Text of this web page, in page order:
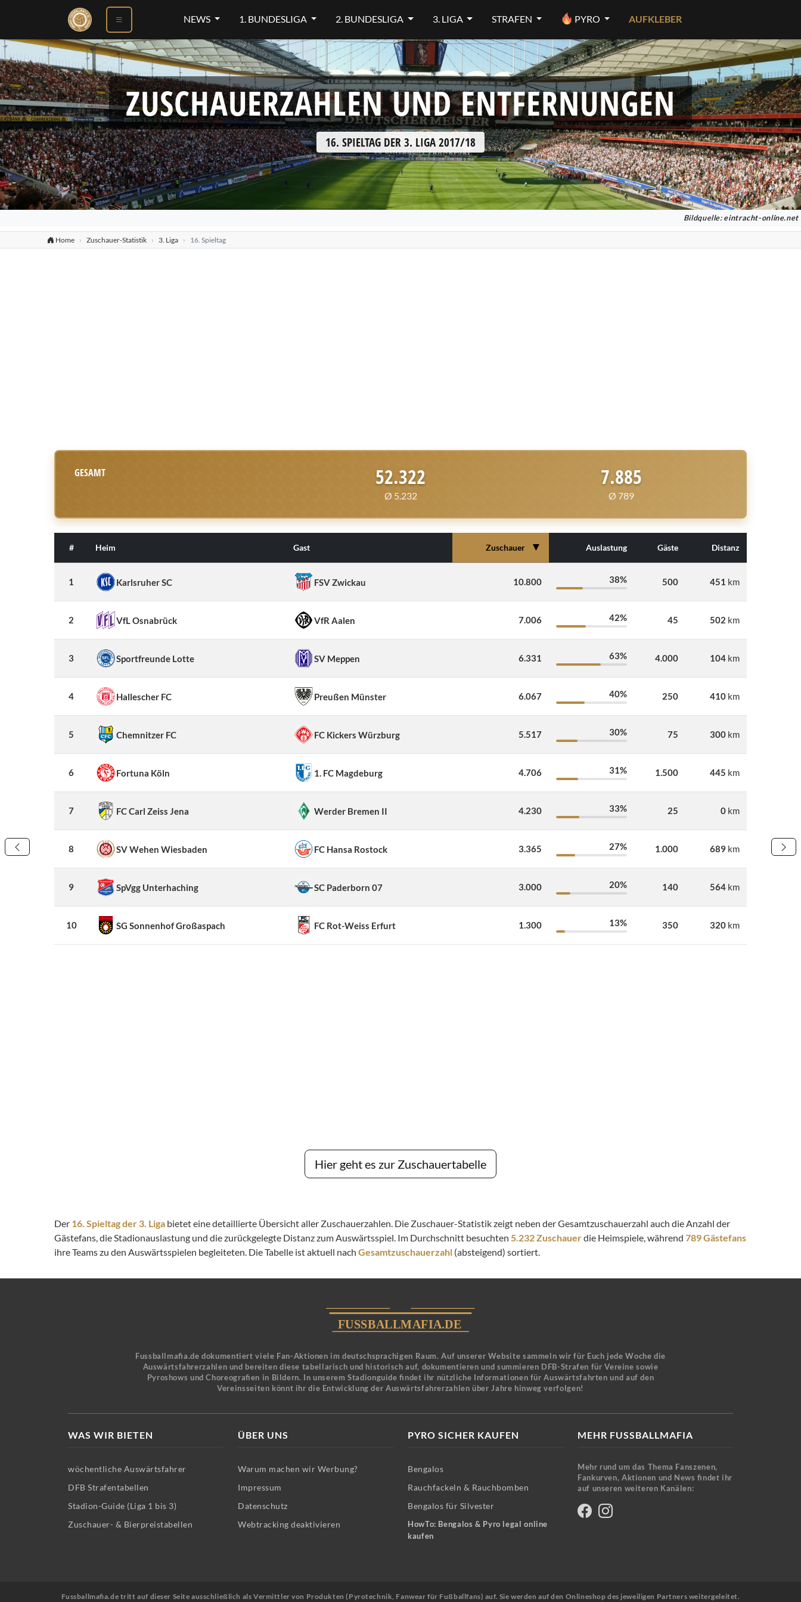
NEWS 1. BUNDESLIGA 2. BUNDESLIGA 3. LIGA STRAFEN PYRO AUFKLEBER
ZUSCHAUERZAHLEN UND ENTFERNUNGEN
16. SPIELTAG DER 3. LIGA 2017/18
Bildquelle: eintracht-online.net
Home Zuschauer-Statistik 3. Liga 16. Spieltag
GESAMT 52.322
Ø 5.232
7.885
Ø 789
# Heim Gast Zuschauer ▼ Auslastung Gäste Distanz
1 Karlsruher SC FSV Zwickau 10.800 38% 500 451 km
2 VfL Osnabrück VfR Aalen 7.006 42% 45 502 km
3 Sportfreunde Lotte SV Meppen 6.331 63% 4.000 104 km
4 Hallescher FC Preußen Münster 6.067 40% 250 410 km
5 Chemnitzer FC FC Kickers Würzburg 5.517 30% 75 300 km
6 Fortuna Köln 1. FC Magdeburg 4.706 31% 1.500 445 km
7 FC Carl Zeiss Jena Werder Bremen II 4.230 33% 25 0 km
8 SV Wehen Wiesbaden FC Hansa Rostock 3.365 27% 1.000 689 km
9 SpVgg Unterhaching SC Paderborn 07 3.000 20% 140 564 km
10 SG Sonnenhof Großaspach FC Rot-Weiss Erfurt 1.300 13% 350 320 km
Hier geht es zur Zuschauertabelle
Der 16. Spieltag der 3. Liga bietet eine detaillierte Übersicht aller Zuschauerzahlen. Die Zuschauer-Statistik zeigt neben der Gesamtzuschauerzahl auch die Anzahl der
Gästefans, die Stadionauslastung und die zurückgelegte Distanz zum Auswärtsspiel. Im Durchschnitt besuchten 5.232 Zuschauerdie Heimspiele, während 789 Gästefans
ihre Teams zu den Auswärtsspielen begleiteten. Die Tabelle ist aktuell nach Gesamtzuschauerzahl (absteigend) sortiert.
Fussballmafia.de dokumentiert viele Fan-Aktionen im deutschsprachigen Raum. Auf unserer Website sammeln wir für Euch jede Woche die
Auswärtsfahrerzahlen und bereiten diese tabellarisch und historisch auf, dokumentieren und summieren DFB-Strafen für Vereine sowie
Pyroshows und Choreografien in Bildern. In unserem Stadionguide findet ihr nützliche Informationen für Auswärtsfahrten und auf den
Vereinsseiten könnt ihr die Entwicklung der Auswärtsfahrerzahlen über Jahre hinweg verfolgen!
WAS WIR BIETEN
wöchentliche Auswärtsfahrer
DFB Strafentabellen
Stadion-Guide (Liga 1 bis 3)
Zuschauer- & Bierpreistabellen
ÜBER UNS
Warum machen wir Werbung?
Impressum
Datenschutz
Webtracking deaktivieren
PYRO SICHER KAUFEN
Bengalos
Rauchfackeln & Rauchbomben
Bengalos für Silvester
HowTo: Bengalos & Pyro legal online
kaufen
MEHR FUSSBALLMAFIA
Mehr rund um das Thema Fanszenen,
Fankurven, Aktionen und News findet ihr
auf unseren weiteren Kanälen:
Fussballmafia.de tritt auf dieser Seite ausschließlich als Vermittler von Produkten (Pyrotechnik, Fanwear für Fußballfans) auf. Sie werden auf den Onlineshop des jeweiligen Partners weitergeleitet.